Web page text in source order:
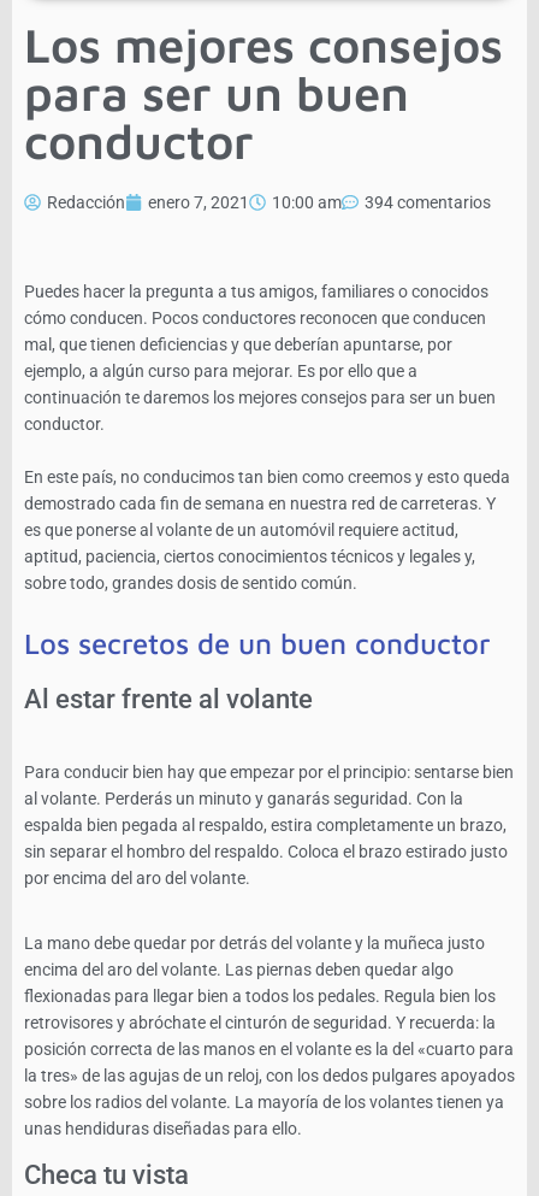
Los mejores consejos
para ser un buen
conductor
Redacción enero 7, 2021 10:00 am 394 comentarios
Puedes hacer la pregunta a tus amigos, familiares o conocidos
cómo conducen. Pocos conductores reconocen que conducen
mal, que tienen deficiencias y que deberían apuntarse, por
ejemplo, a algún curso para mejorar. Es por ello que a
continuación te daremos los mejores consejos para ser un buen
conductor.
En este país, no conducimos tan bien como creemos y esto queda
demostrado cada fin de semana en nuestra red de carreteras. Y
es que ponerse al volante de un automóvil requiere actitud,
aptitud, paciencia, ciertos conocimientos técnicos y legales y,
sobre todo, grandes dosis de sentido común.
Los secretos de un buen conductor
Al estar frente al volante
Para conducir bien hay que empezar por el principio: sentarse bien
al volante. Perderás un minuto y ganarás seguridad. Con la
espalda bien pegada al respaldo, estira completamente un brazo,
sin separar el hombro del respaldo. Coloca el brazo estirado justo
por encima del aro del volante.
La mano debe quedar por detrás del volante y la muñeca justo
encima del aro del volante. Las piernas deben quedar algo
flexionadas para llegar bien a todos los pedales. Regula bien los
retrovisores y abróchate el cinturón de seguridad. Y recuerda: la
posición correcta de las manos en el volante es la del «cuarto para
la tres» de las agujas de un reloj, con los dedos pulgares apoyados
sobre los radios del volante. La mayoría de los volantes tienen ya
unas hendiduras diseñadas para ello.
Checa tu vista